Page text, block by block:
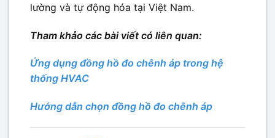
lường và tự động hóa tại Việt Nam.
Tham khảo các bài viết có liên quan:
Ứng dụng đồng hồ đo chênh áp trong hệ
thống HVAC
Hướng dẫn chọn đồng hồ đo chênh áp